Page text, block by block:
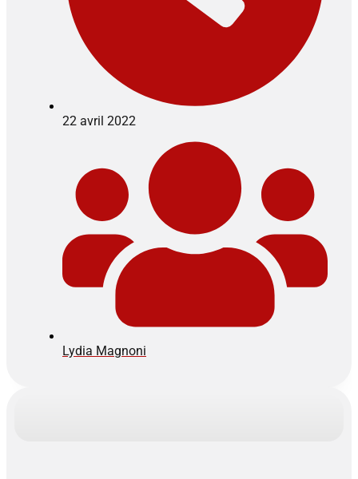
22 avril 2022
Lydia Magnoni